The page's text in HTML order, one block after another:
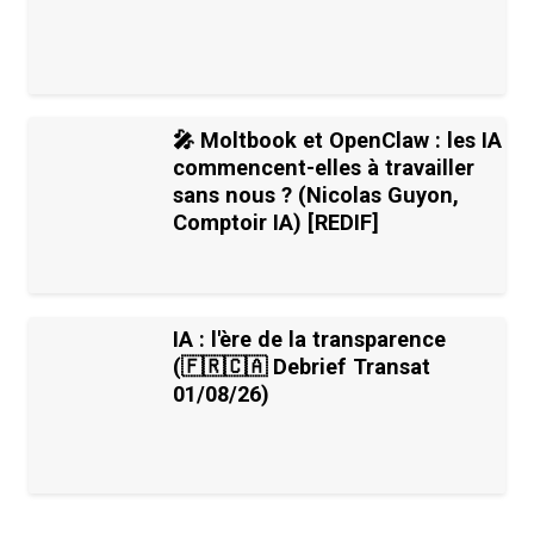
🎤 Moltbook et OpenClaw : les IA
commencent-elles à travailler
sans nous ? (Nicolas Guyon,
Comptoir IA) [REDIF]
IA : l'ère de la transparence
(🇫🇷🇨🇦 Debrief Transat
01/08/26)